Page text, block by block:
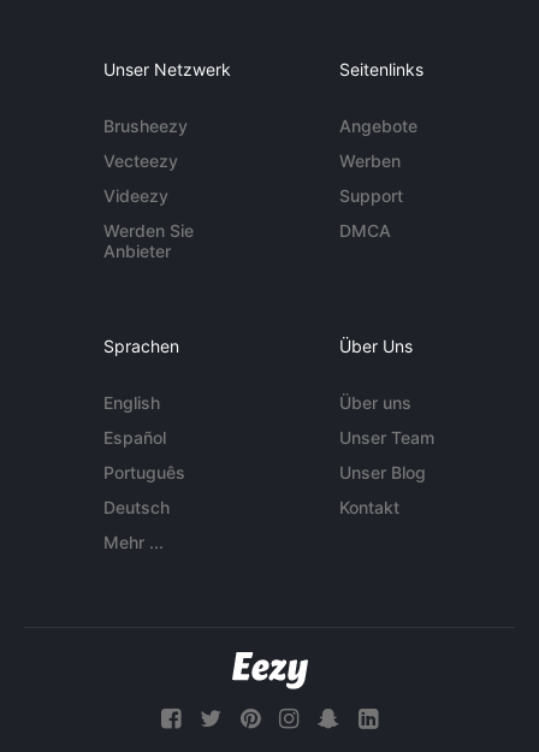
Unser Netzwerk
Brusheezy
Vecteezy
Videezy
Werden Sie
Anbieter
Seitenlinks
Angebote
Werben
Support
DMCA
Sprachen
English
Español
Português
Deutsch
Mehr ...
Über Uns
Über uns
Unser Team
Unser Blog
Kontakt